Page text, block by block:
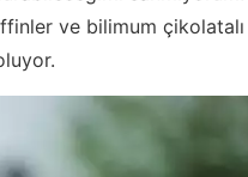
ve bilimum çikolatalı